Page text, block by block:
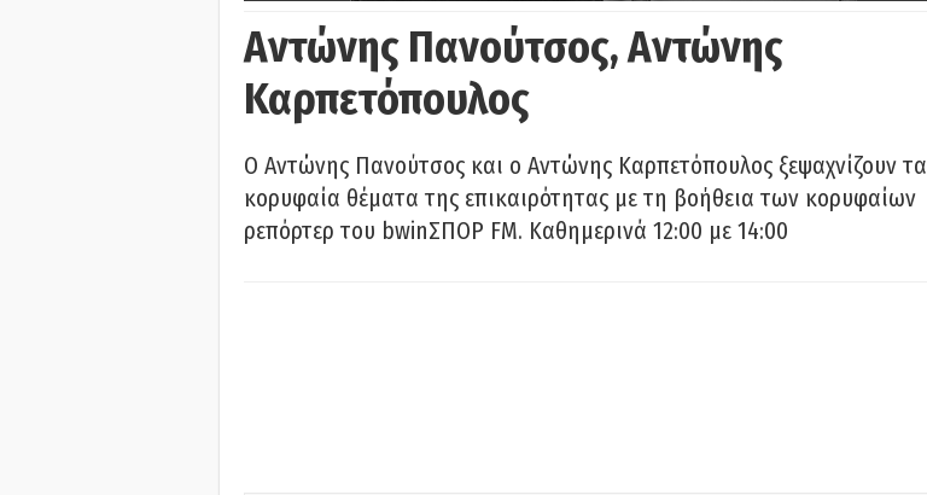
Αντώνης Πανούτσος, Αντώνης
Καρπετόπουλος
Ο Αντώνης Πανούτσος και ο Αντώνης Καρπετόπουλος ξεψαχνίζουν τα
κορυφαία θέματα της επικαιρότητας με τη βοήθεια των κορυφαίων
ρεπόρτερ του bwinΣΠΟΡ FM. Καθημερινά 12:00 με 14:00